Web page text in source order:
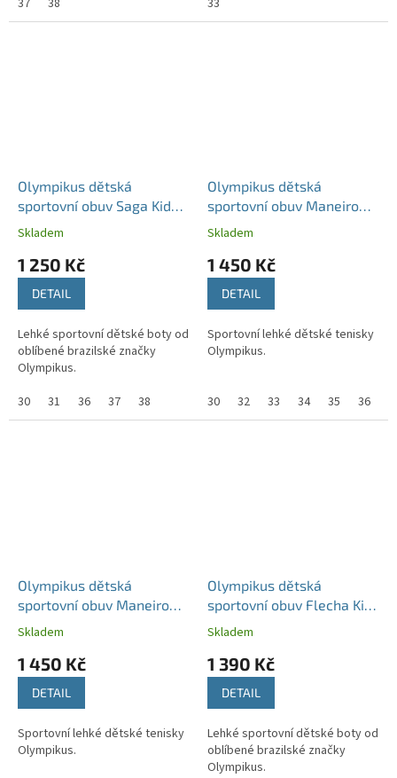
Olympikus dětská
sportovní obuv Saga Kids
Lead/Cherry
Skladem
1 250 Kč
DETAIL
Lehké sportovní dětské boty od
oblíbené brazilské značky
Olympikus.
30
31 36 37 38
Olympikus dětská
sportovní obuv Maneiro
Kids Black/Roma
Skladem
1 450 Kč
DETAIL
Sportovní lehké dětské tenisky
Olympikus.
30 32 33 34 35 36
Olympikus dětská
sportovní obuv Maneiro
Kids Black/Green
Skladem
1 450 Kč
DETAIL
Sportovní lehké dětské tenisky
Olympikus.
Olympikus dětská
sportovní obuv Flecha Kids
Peony/Hibisco
Skladem
1 390 Kč
DETAIL
Lehké sportovní dětské boty od
oblíbené brazilské značky
Olympikus.